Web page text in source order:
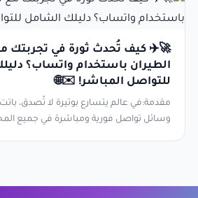
🚀✈️ كيف تُحدث ثورة في تجربتك
الطيران باستخدام واتساب؟
للتواصل المباشر! ✉️🌐
مقدمة:في عالم يتسارع بوتيرة لا تُصدق،
وسائل تواصل فورية ومباشرة في جميع